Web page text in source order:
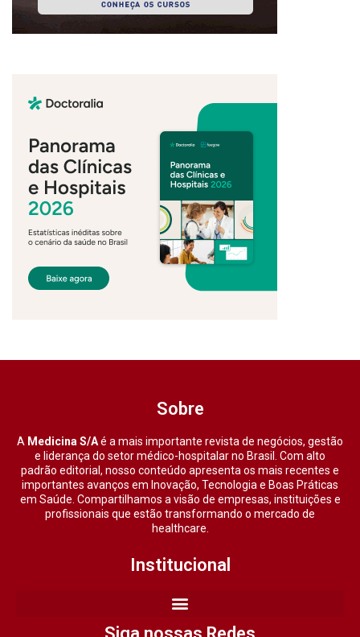
Sobre
A Medicina S/Aé a mais importante revista de negócios, gestão
e liderança do setor médico-hospitalar no Brasil. Com alto
padrão editorial, nosso conteúdo apresenta os mais recentes e
importantes avanços em Inovação, Tecnologia e Boas Práticas
em Saúde. Compartilhamos a visão de empresas, instituições e
profissionais que estão transformando o mercado de
healthcare.
Institucional